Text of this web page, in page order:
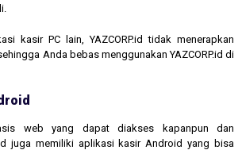
kasir PC lain, YAZCORP.id tidak menerapkan
Anda bebas menggunakan YAZCORP.id di
web yang dapat diakses kapanpun dan
juga memiliki aplikasi kasir Android yang bisa